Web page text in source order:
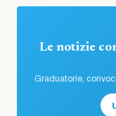
Le notizie
Graduatorie,